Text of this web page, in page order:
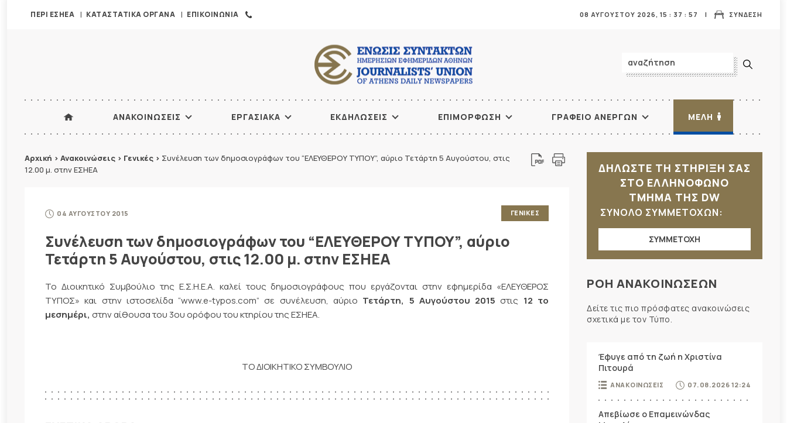
ΠΕΡΙ ΕΣΗΕΑ ΚΑΤΑΣΤΑΤΙΚΑ ΟΡΓΑΝΑ ΕΠΙΚΟΙΝΩΝΙΑ ΣΥΝΔΕΣΗ
08 ΑΥΓΟΥΣΤΟΥ 2026, 15 : 37 : 58
ΑΝΑΚΟΙΝΩΣΕΙΣ ΕΡΓΑΣΙΑΚΑ ΕΚΔΗΛΩΣΕΙΣ ΕΠΙΜΟΡΦΩΣΗ ΓΡΑΦΕΙΟ ΑΝΕΡΓΩΝ ΜΕΛΗ
Αρχική > Ανακοινώσεις > Γενικές > Συνέλευση των δημοσιογράφων του “ΕΛΕΥΘΕΡΟΥ ΤΥΠΟΥ”, αύριο Τετάρτη 5 Αυγούστου, στις
12.00 μ. στην ΕΣΗΕΑ
04 ΑΥΓΟΥΣΤΟΥ 2015 ΓΕΝΙΚΕΣ
Συνέλευση των δημοσιογράφων του “ΕΛΕΥΘΕΡΟΥ ΤΥΠΟΥ”, αύριο
Τετάρτη 5 Αυγούστου, στις 12.00 μ. στην ΕΣΗΕΑ
Το Διοικητικό Συμβούλιο της Ε.Σ.Η.Ε.Α. καλεί τους δημοσιογράφους που εργάζονται στην εφημερίδα «ΕΛΕΥΘΕΡΟΣ
ΤΥΠΟΣ» και στην ιστοσελίδα “www.e-typos.com” σε συνέλευση, αύριο Τετάρτη, 5 Αυγούστου 2015 στις 12 το
μεσημέρι, στην αίθουσα του 3ου ορόφου του κτηρίου της ΕΣΗΕΑ.
ΤΟ ΔΙΟΙΚΗΤΙΚΟ ΣΥΜΒΟΥΛΙΟ
ΔΗΛΩΣΤΕ ΤΗ ΣΤΗΡΙΞΗ ΣΑΣ
ΣΤΟ ΕΛΛΗΝΟΦΩΝΟ
ΤΜΗΜΑ ΤΗΣ DW
ΣΥΝΟΛΟ ΣΥΜΜΕΤΟΧΩΝ:
ΣΥΜΜΕΤΟΧΗ
ΡΟΗ ΑΝΑΚΟΙΝΩΣΕΩΝ
Δείτε τις πιο πρόσφατες ανακοινώσεις
σχετικά με τον Τύπο.
Έφυγε από τη ζωή η Χριστίνα
Πιτουρά
ΑΝΑΚΟΙΝΩΣΕΙΣ 07.08.2026 12:24
Απεβίωσε ο Επαμεινώνδας